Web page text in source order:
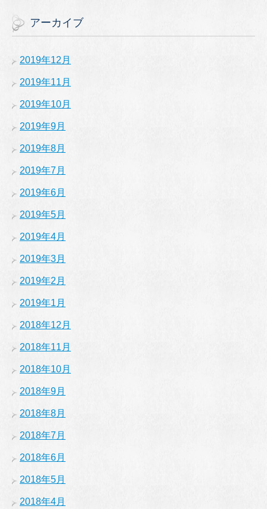
アーカイブ
2019年12月
2019年11月
2019年10月
2019年9月
2019年8月
2019年7月
2019年6月
2019年5月
2019年4月
2019年3月
2019年2月
2019年1月
2018年12月
2018年11月
2018年10月
2018年9月
2018年8月
2018年7月
2018年6月
2018年5月
2018年4月